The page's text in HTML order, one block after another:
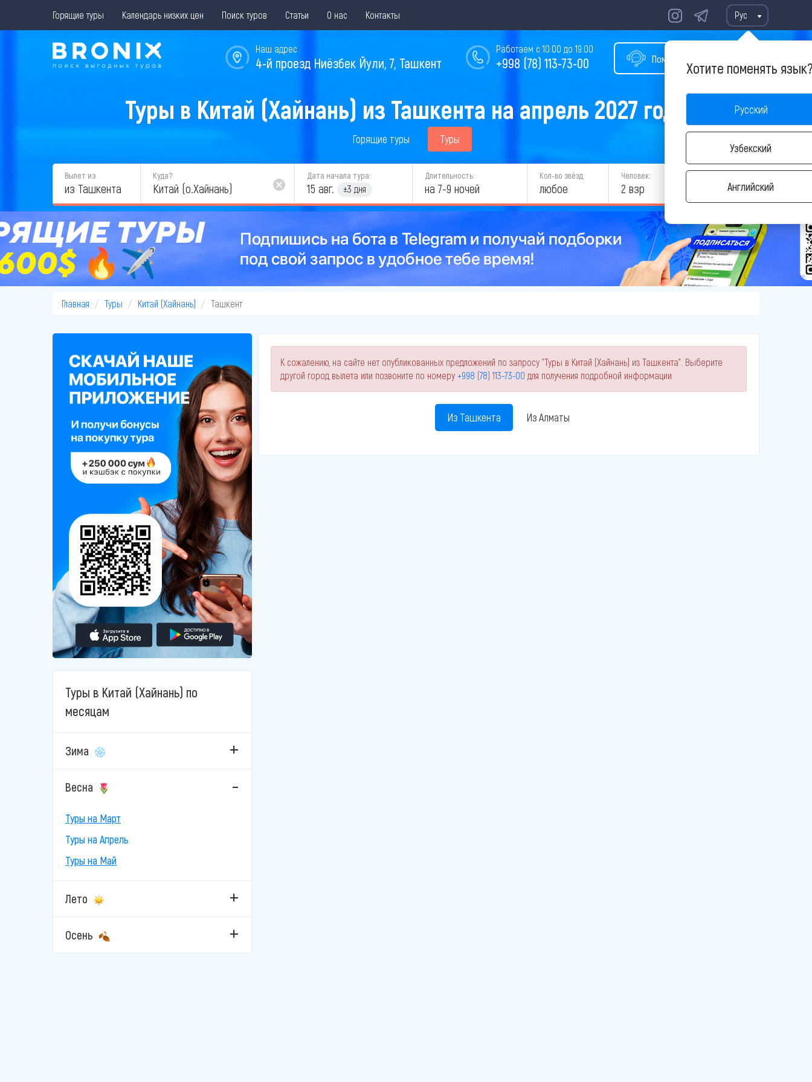
Горящие туры Календарь низких цен Поиск туров Статьи О нас Контакты Рус
Хотите поменять
Русский
Узбекский
Английский
Помощь в подборе тура
Работаем с 10:00 до 19:00
+998 (78) 113-73-00
Наш адрес
4-й проезд Ниёзбек Йули, 7, Ташкент
Туры в Китай (Хайнань) из Ташкента на апрель 2027 года
Горящие туры Туры
Вылет из
из Ташкента
Куда? Дата начала тура:
15 авг. ±3 дня
Длительность:
на 7-9 ночей
Кол-во звёзд:
любое
Человек:
2 взр НАЙТИ
Главная Туры Китай (Хайнань) Ташкент
Туры в Китай (Хайнань) по
месяцам
Зима
Весна
Туры на Март
Туры на Апрель
Туры на Май
Лето
Осень
К сожалению, на сайте нет опубликованных предложений по запросу "Туры в Китай (Хайнань) из Ташкента". Выберите
другой город вылета или позвоните по номеру +998 (78) 113-73-00 для получения подробной информации
Из Ташкента Из Алматы